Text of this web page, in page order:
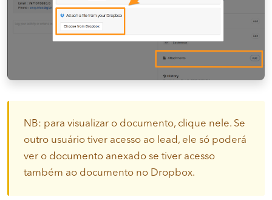
NB: para visualizar o documento, clique nele. Se
outro usuário tiver acesso ao lead, ele só poderá
ver o documento anexado se tiver acesso
também ao documento no Dropbox.